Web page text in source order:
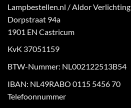
Lampbestellen.nl / Aldor Verlichting
Dorpstraat 94a
1901 EN Castricum
KvK 37051159
BTW-Nummer: NL002122513B54
IBAN: NL49RABO 0115 5456 70
Telefoonnummer